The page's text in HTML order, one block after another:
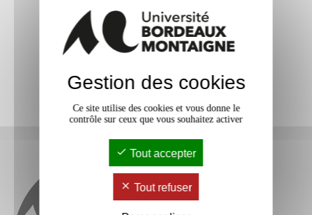
Gestion des cookies
Ce site utilise des cookies et vous donne le
contrôle sur ceux que vous souhaitez activer
Tout accepter
Tout refuser